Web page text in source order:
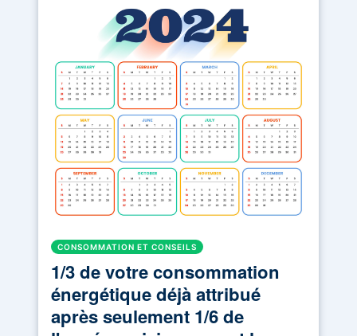
CONSOMMATION ET CONSEILS
1/3 de votre consommation
énergétique déjà attribué
après seulement 1/6 de